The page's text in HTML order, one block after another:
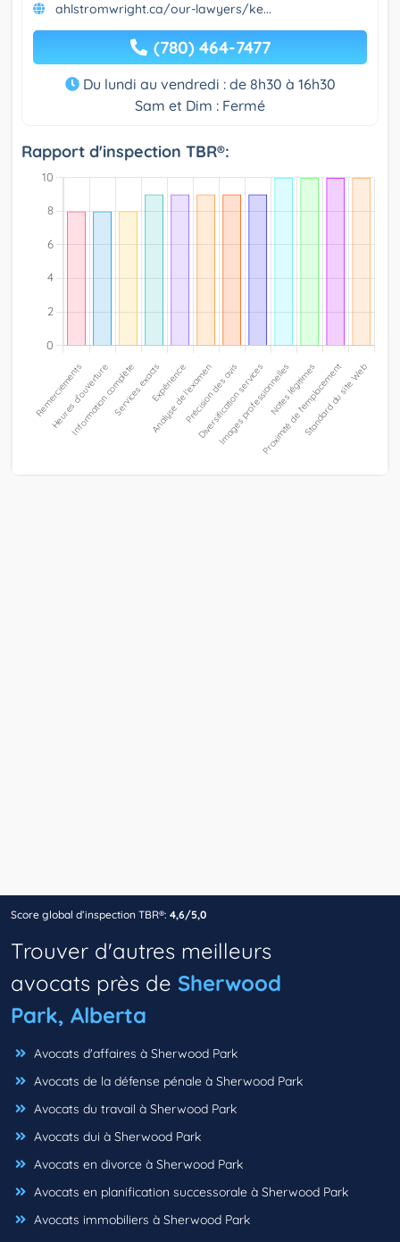
ahlstromwright.ca/our-lawyers/ke...
(780) 464-7477
Du lundi au vendredi : de 8h30 à 16h30
Sam et Dim : Fermé
Rapport d'inspection TBR®:
Score global d’inspection TBR®: 4,6/5,0
Trouver d'autres meilleurs
avocats près de Sherwood
Park, Alberta
Avocats d'affaires à Sherwood Park
Avocats de la défense pénale à Sherwood Park
Avocats du travail à Sherwood Park
Avocats dui à Sherwood Park
Avocats en divorce à Sherwood Park
Avocats en planification successorale à Sherwood Park
Avocats immobiliers à Sherwood Park